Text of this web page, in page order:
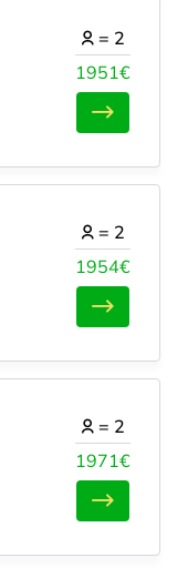
1951€
= 2
1954€
= 2
1971€
= 2